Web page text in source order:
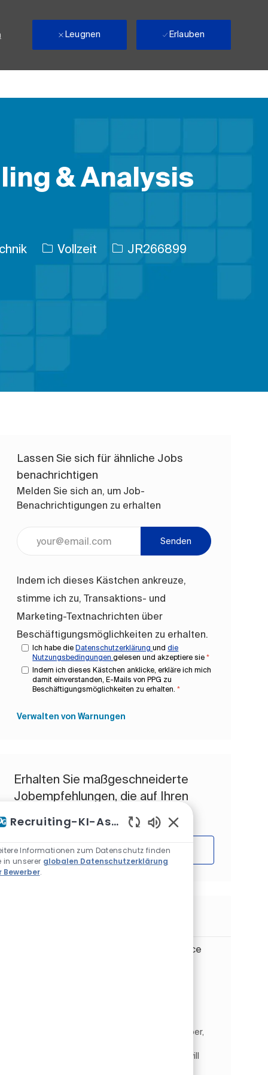
Leugnen Erlauben
& Analysis
Auftragstyp
Vollzeit Auftrags-ID
JR266899
Lassen Sie sich für ähnliche Jobs
benachrichtigen
Melden Sie sich an, um Job-
Benachrichtigungen zu erhalten
Indem ich dieses Kästchen ankreuze,
stimme ich zu, Transaktions- und
Marketing-Textnachrichten über
Beschäftigungsmöglichkeiten zu erhalten.
Ich habe dieDatenschutzerklärungunddie
Nutzungsbedingungengelesen und akzeptiere sie *
Indem ich dieses Kästchen anklicke, erkläre ich mich
damit einverstanden, E-Mails von PPG zu
Beschäftigungsmöglichkeiten zu erhalten. *
Senden
Verwalten von Warnungen
Erhalten Sie maßgeschneiderte
Jobempfehlungen, die auf Ihren
Loslegen
2027 Burbank PhD Program - Aerospace
California. As an Aerospace Product Developer,
aerospace industry. In this on-site role, you will
Recruiting-KI-Assistent
Aktivierte Chatbot-
Informationen zum Datenschutz finden
in unserer globalen Datenschutzerklärung
Bewerber.